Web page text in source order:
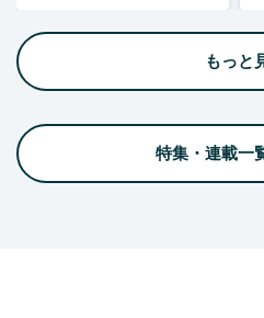
もっと
特集・連載一